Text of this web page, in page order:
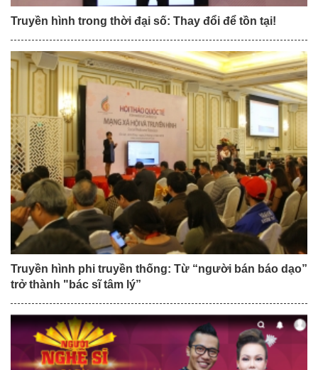
Truyền hình trong thời đại số: Thay đổi để tồn tại!
Truyền hình phi truyền thống: Từ “người bán báo dạo”
trở thành "bác sĩ tâm lý”